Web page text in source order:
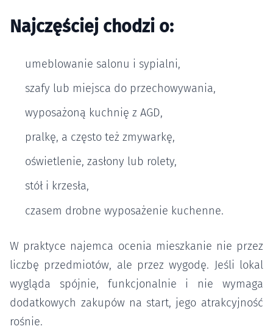
Najczęściej chodzi o:
umeblowanie salonu i sypialni,
szafy lub miejsca do przechowywania,
wyposażoną kuchnię z AGD,
pralkę, a często też zmywarkę,
oświetlenie, zasłony lub rolety,
stół i krzesła,
czasem drobne wyposażenie kuchenne.
W praktyce najemca ocenia mieszkanie nie przez
liczbę przedmiotów, ale przez wygodę. Jeśli lokal
wygląda spójnie, funkcjonalnie i nie wymaga
dodatkowych zakupów na start, jego atrakcyjność
rośnie.